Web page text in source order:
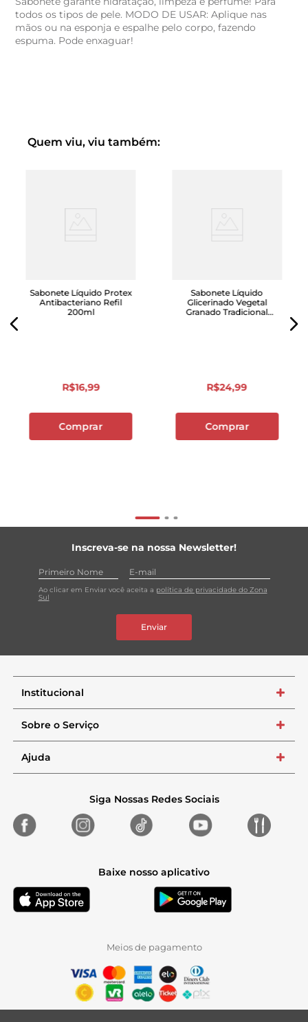
todos os tipos de pele. MODO DE USAR: Aplique nas
mãos ou na esponja e espalhe pelo corpo, fazendo
espuma. Pode enxaguar!
Quem viu, viu também:
Sabonete Líquido Protex
Antibacteriano Refil
200ml
R$16,99
Comprar
Sabonete Líquido
Glicerinado Vegetal
Granado Tradicional
R$24,99
Comprar
Inscreva-se na nossa Newsletter!
Ao clicar em Enviar você aceita a política de privacidade do Zona
Sul
Enviar
Institucional +
Sobre o Serviço +
Ajuda +
Siga Nossas Redes Sociais
Baixe nosso aplicativo
Meios de pagamento